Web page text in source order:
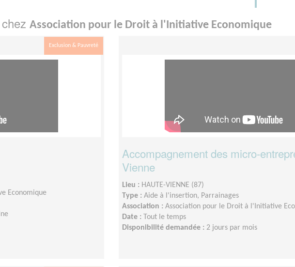
Association pour le Droit à l'Initiative Economique
Exclusion & Pauvreté
Economique
Accompagnement des micro-
Vienne
Lieu : HAUTE-VIENNE (87)
Type : Aide à l'insertion, Parrainages
Association : Association pour le Droit à l'Initiative
Date :
Tout le temps
Disponibilité demandée : 2 jours par mois